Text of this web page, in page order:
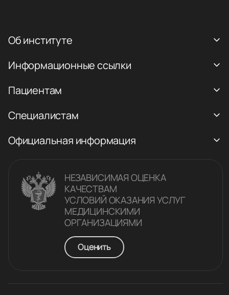
Об институте
Информационные ссылки
Пациентам
Специалистам
Официальная информация
НЕЗАВИСИМАЯ ОЦЕНКА
КАЧЕСТВАM
УСЛОВИЙ ОКАЗАНИЯ УСЛУГ
МЕДИЦИНСКИМИ
ОРГАНИЗАЦИЯМИ
Оценить